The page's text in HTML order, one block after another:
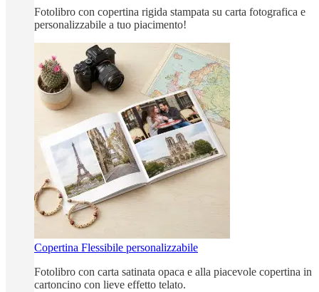
Fotolibro con copertina rigida stampata su carta fotografica e
personalizzabile a tuo piacimento!
Copertina Flessibile personalizzabile
Fotolibro con carta satinata opaca e alla piacevole copertina in
cartoncino con lieve effetto telato.